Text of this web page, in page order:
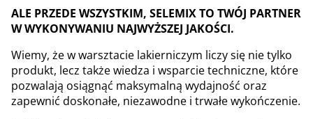
ALE PRZEDE WSZYSTKIM, SELEMIX TO TWÓJ PARTNER
W WYKONYWANIU NAJWYŻSZEJ JAKOŚCI.
Wiemy, że w warsztacie lakierniczym liczy się nie tylko
produkt, lecz także wiedza i wsparcie techniczne, które
pozwalają osiągnąć maksymalną wydajność oraz
zapewnić doskonałe, niezawodne i trwałe wykończenie.